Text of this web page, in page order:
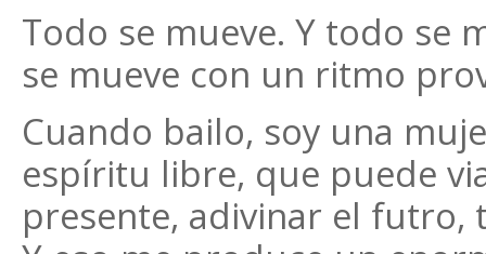
Todo se mueve. Y todo se
se mueve con un ritmo
Cuando bailo, soy una
espíritu libre, que puede
presente, adivinar el futro,